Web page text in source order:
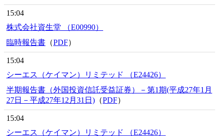
15:04
株式会社資生堂 （E00990）
臨時報告書 （PDF）
15:04
シーエス（ケイマン）リミテッド （E24426）
半期報告書（外国投資信託受益証券）－第1期(平成27年1月
27日－平成27年12月31日) （PDF）
15:04
シーエス（ケイマン）リミテッド （E24426）